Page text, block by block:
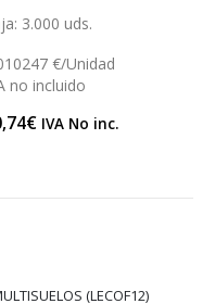
400 uds.
€/Unidad
no incluido
€ IVA No inc.
(LECOF12)